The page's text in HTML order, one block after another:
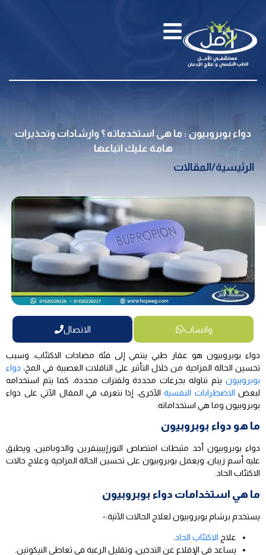
دواء بوبروبيون : ما هى استخدماته ؟ وارشادات وتحذيرات
هامة عليك اتباعها
الرئيسية/المقالات
واتساب الاتصال
دواء بوبروبيون هو عقار طبي ينتمي إلى فئة مضادات الاكتئاب، وسبب
تحسين الحالة المزاجية من خلال التأثير على الناقلات العصبية في المخ، دواء
بوبروبيون يتم تناوله بجرعات محددة ولفترات محددة، كما يتم استخدامه
لبعض الاضطرابات النفسية الآخرى، إذا نتعرف في المقال الآتي على دواء
بوبروبيون وما هي استخداماته.
ما هو دواء بوبروبيون
دواء بوبروبيون أحد مثبطات امتصاص النورإيبينفرين والدوبامين، ويطبق
عليه أسم زيبان، ويعمل بوبروبيون على تحسين الحالة المزاجية وعلاج حالات
الاكتئاب الحاد.
ما هي استخدامات دواء بوبروبيون
يستخدم برشام بوبروبيون لعلاج الحالات الآتية:-
علاج الاكتئاب الحاد
يساعد في الإقلاع عن التدخين، وتقليل الرغبة في تعاطي النيكوتين.